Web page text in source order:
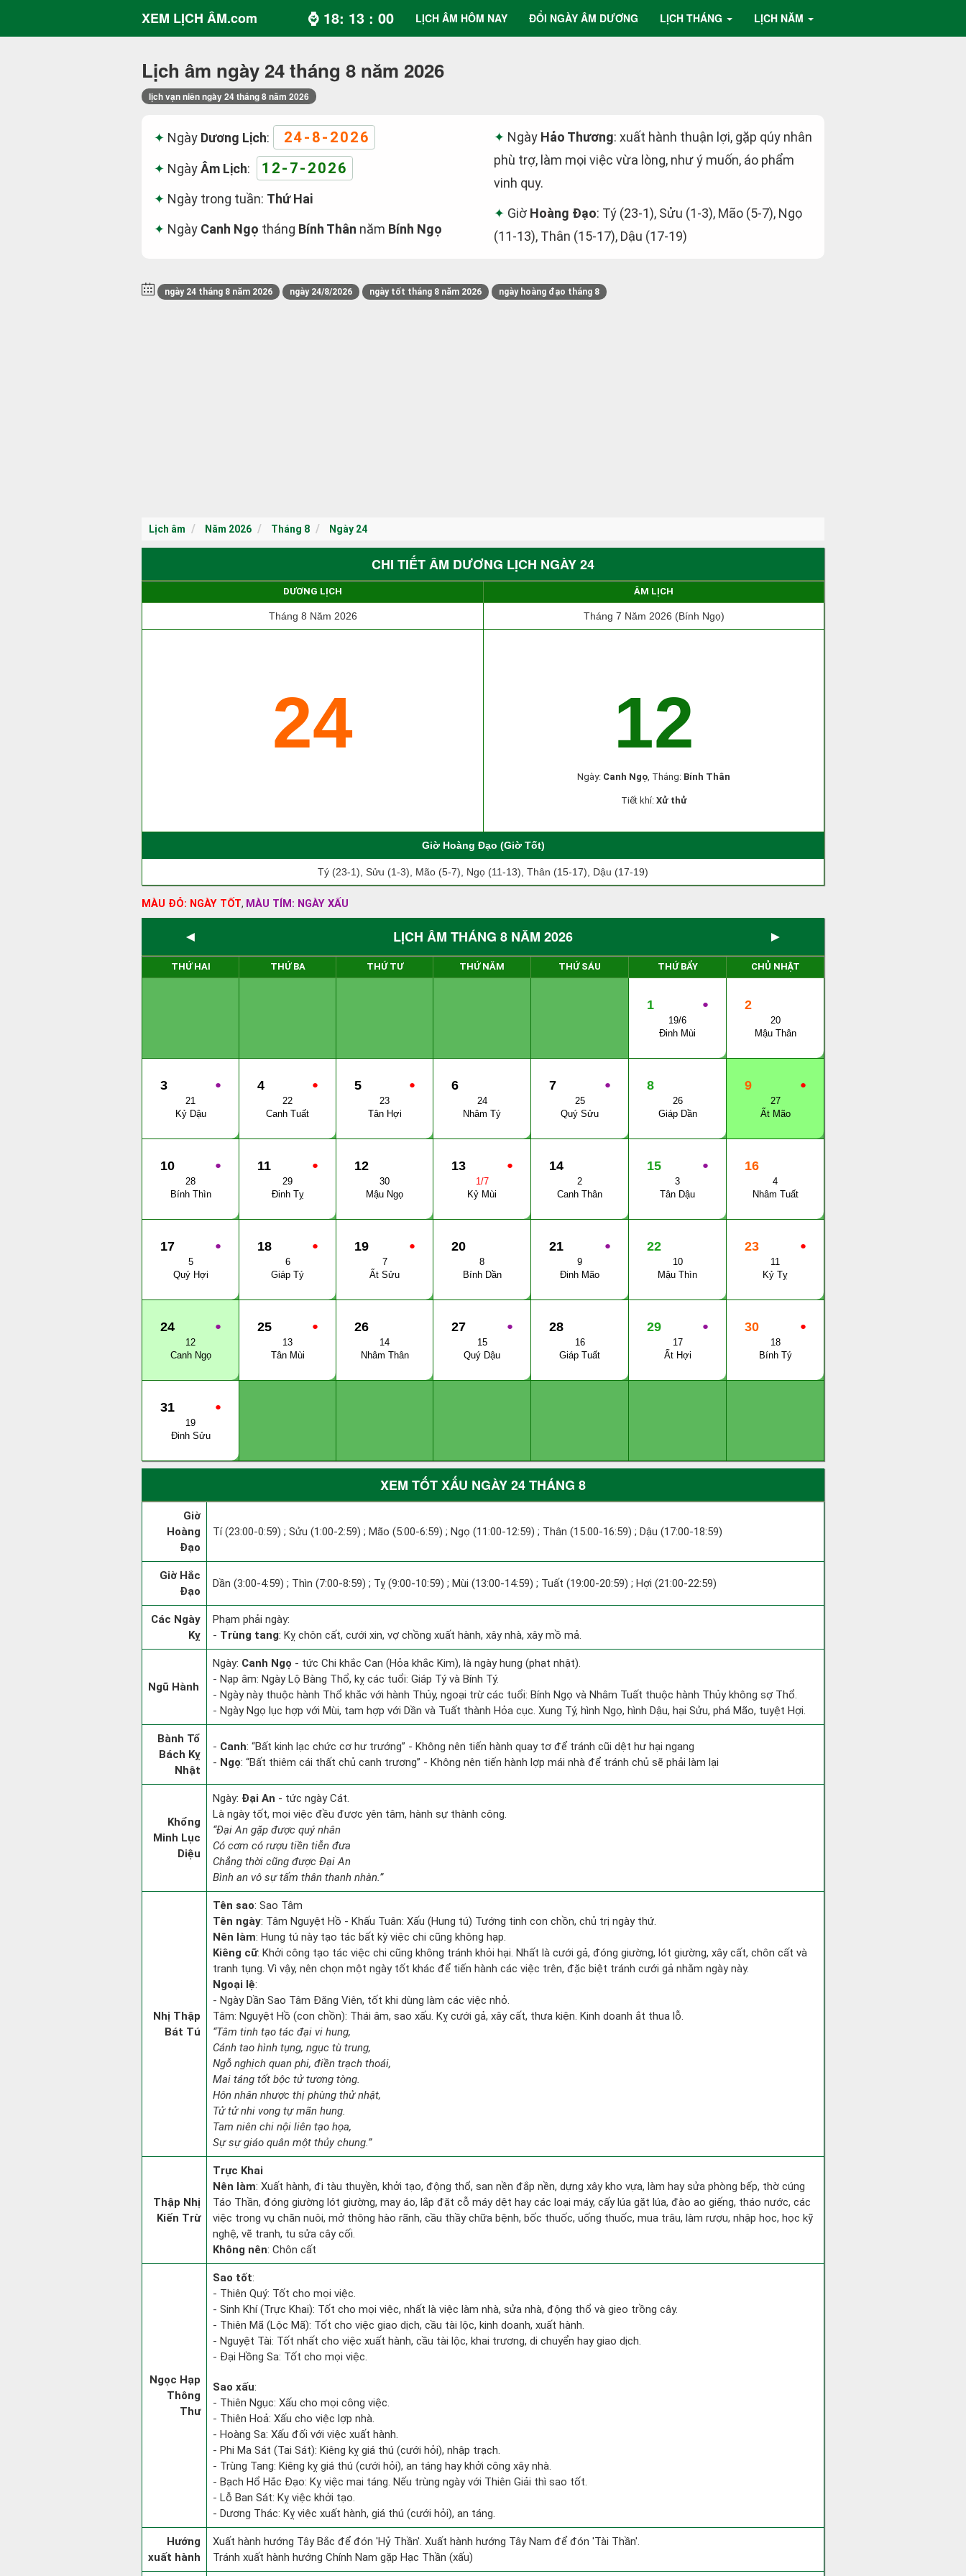
XEM LỊCH ÂM.com ⌚ 18: 13 : 01 LỊCH ÂM HÔM NAY ĐỔI NGÀY ÂM DƯƠNG LỊCH THÁNG LỊCH NĂM
Lịch âm ngày 24 tháng 8 năm 2026
lịch vạn niên ngày 24 tháng 8 năm 2026
Ngày Dương Lịch: 24-8-2026
NgàyÂm Lịch: 12-7-2026
Ngày trong tuần: Thứ Hai
Ngày Canh Ngọ tháng Bính Thân năm Bính Ngọ
Ngày Hảo Thương: xuất hành thuận lợi, gặp qúy nhân
phù trợ, làm mọi việc vừa lòng, như ý muốn, áo phẩm
vinh quy.
Giờ Hoàng Đạo: Tý (23-1), Sửu (1-3), Mão (5-7), Ngọ
(11-13), Thân (15-17), Dậu (17-19)
ngày 24 tháng 8 năm 2026 ngày 24/8/2026 ngày tốt tháng 8 năm 2026 ngày hoàng đạo tháng 8
Lịch âm Năm 2026 Tháng 8 Ngày 24
CHI TIẾT ÂM DƯƠNG LỊCH NGÀY 24
DƯƠNG LỊCH ÂM LỊCH
Tháng 8 Năm 2026 Tháng 7 Năm 2026 (Bính Ngọ)
24 12
Ngày: Canh Ngọ, Tháng: Bính Thân
Tiết khí: Xử thử
Giờ Hoàng Đạo (Giờ Tốt)
Tý (23-1), Sửu (1-3), Mão (5-7), Ngọ (11-13), Thân (15-17), Dậu (17-19)
MÀU ĐỎ: NGÀY TỐT, MÀU TÍM: NGÀY XẤU
◄ LỊCH ÂM THÁNG 8 NĂM 2026 ►
THỨ HAI THỨ BA THỨ TƯ THỨ NĂM THỨ SÁU THỨ BẨY CHỦ NHẬT
●
1
19/6
Đinh Mùi
2
20
Mậu Thân
●
3
21
Kỷ Dậu
●
4
22
Canh Tuất
●
5
23
Tân Hợi
6
24
Nhâm Tý
●
7
25
Quý Sửu
8
26
Giáp Dần
●
9
27
Ất Mão
●
10
28
Bính Thìn
●
11
29
Đinh Tỵ
12
30
Mậu Ngọ
●
13
1/7
Kỷ Mùi
14
2
Canh Thân
●
15
3
Tân Dậu
16
4
Nhâm Tuất
●
17
5
Quý Hợi
●
18
6
Giáp Tý
●
19
7
Ất Sửu
20
8
Bính Dần
●
21
9
Đinh Mão
22
10
Mậu Thìn
●
23
11
Kỷ Tỵ
●
24
12
Canh Ngọ
●
25
13
Tân Mùi
26
14
Nhâm Thân
●
27
15
Quý Dậu
28
16
Giáp Tuất
●
29
17
Ất Hợi
●
30
18
Bính Tý
●
31
19
Đinh Sửu
XEM TỐT XẤU NGÀY 24 THÁNG 8
Giờ
Hoàng
Đạo
Tí (23:00-0:59) ; Sửu (1:00-2:59) ; Mão (5:00-6:59) ; Ngọ (11:00-12:59) ; Thân (15:00-16:59) ; Dậu (17:00-18:59)
Giờ Hắc
Đạo
Dần (3:00-4:59) ; Thìn (7:00-8:59) ; Tỵ (9:00-10:59) ; Mùi (13:00-14:59) ; Tuất (19:00-20:59) ; Hợi (21:00-22:59)
Các Ngày
Kỵ
Phạm phải ngày:
- Trùng tang: Kỵ chôn cất, cưới xin, vợ chồng xuất hành, xây nhà, xây mồ mả.
Ngũ Hành
Ngày: Canh Ngọ - tức Chi khắc Can (Hỏa khắc Kim), là ngày hung (phạt nhật).
- Nạp âm: Ngày Lộ Bàng Thổ, kỵ các tuổi: Giáp Tý và Bính Tý.
- Ngày này thuộc hành Thổ khắc với hành Thủy, ngoại trừ các tuổi: Bính Ngọ và Nhâm Tuất thuộc hành Thủy không sợ Thổ.
- Ngày Ngọ lục hợp với Mùi, tam hợp với Dần và Tuất thành Hỏa cục. Xung Tý, hình Ngọ, hình Dậu, hại Sửu, phá Mão, tuyệt Hợi.
Bành Tổ
Bách Kỵ
Nhật
- Canh: “Bất kinh lạc chức cơ hư trướng” - Không nên tiến hành quay tơ để tránh cũi dệt hư hại ngang
- Ngọ: “Bất thiêm cái thất chủ canh trương” - Không nên tiến hành lợp mái nhà để tránh chủ sẽ phải làm lại
Khổng
Minh Lục
Diệu
Ngày: Đại An - tức ngày Cát.
Là ngày tốt, mọi việc đều được yên tâm, hành sự thành công.
“Đại An gặp được quý nhân
Có cơm có rượu tiền tiễn đưa
Chẳng thời cũng được Đại An
Bình an vô sự tấm thân thanh nhàn.”
Nhị Thập
Bát Tú
Tên sao: Sao Tâm
Tên ngày: Tâm Nguyệt Hồ - Khấu Tuân: Xấu (Hung tú) Tướng tinh con chồn, chủ trị ngày thứ.
Nên làm: Hung tú này tạo tác bất kỳ việc chi cũng không hạp.
Kiêng cữ: Khởi công tạo tác việc chi cũng không tránh khỏi hại. Nhất là cưới gả, đóng giường, lót giường, xây cất, chôn cất và
tranh tụng. Vì vậy, nên chọn một ngày tốt khác để tiến hành các việc trên, đặc biệt tránh cưới gả nhằm ngày này.
Ngoại lệ:
- Ngày Dần Sao Tâm Đăng Viên, tốt khi dùng làm các việc nhỏ.
Tâm: Nguyệt Hồ (con chồn): Thái âm, sao xấu. Kỵ cưới gả, xây cất, thưa kiện. Kinh doanh ắt thua lỗ.
“Tâm tinh tạo tác đại vi hung,
Cánh tao hình tụng, ngục tù trung,
Ngỗ nghịch quan phi, điền trạch thoái,
Mai táng tốt bộc tử tương tòng.
Hôn nhân nhược thị phùng thử nhật,
Tử tử nhi vong tự mãn hung.
Tam niên chi nội liên tạo họa,
Sự sự giáo quân một thủy chung.”
Thập Nhị
Kiến Trừ
Trực Khai
Nên làm: Xuất hành, đi tàu thuyền, khởi tạo, động thổ, san nền đắp nền, dựng xây kho vựa, làm hay sửa phòng bếp, thờ cúng
Táo Thần, đóng giường lót giường, may áo, lắp đặt cỗ máy dệt hay các loại máy, cấy lúa gặt lúa, đào ao giếng, tháo nước, các
việc trong vụ chăn nuôi, mở thông hào rãnh, cầu thầy chữa bệnh, bốc thuốc, uống thuốc, mua trâu, làm rượu, nhập học, học kỹ
nghệ, vẽ tranh, tu sửa cây cối.
Không nên: Chôn cất
Ngọc Hạp
Thông
Thư
Sao tốt:
- Thiên Quý: Tốt cho mọi việc.
- Sinh Khí (Trực Khai): Tốt cho mọi việc, nhất là việc làm nhà, sửa nhà, động thổ và gieo trồng cây.
- Thiên Mã (Lộc Mã): Tốt cho việc giao dịch, cầu tài lộc, kinh doanh, xuất hành.
- Nguyệt Tài: Tốt nhất cho việc xuất hành, cầu tài lộc, khai trương, di chuyển hay giao dịch.
- Đại Hồng Sa: Tốt cho mọi việc.
Sao xấu:
- Thiên Ngục: Xấu cho mọi công việc.
- Thiên Hoả: Xấu cho việc lợp nhà.
- Hoàng Sa: Xấu đối với việc xuất hành.
- Phi Ma Sát (Tai Sát): Kiêng kỵ giá thú (cưới hỏi), nhập trạch.
- Trùng Tang: Kiêng kỵ giá thú (cưới hỏi), an táng hay khởi công xây nhà.
- Bạch Hổ Hắc Đạo: Kỵ việc mai táng. Nếu trùng ngày với Thiên Giải thì sao tốt.
- Lỗ Ban Sát: Kỵ việc khởi tạo.
- Dương Thác: Kỵ việc xuất hành, giá thú (cưới hỏi), an táng.
Hướng
xuất hành
Xuất hành hướng Tây Bắc để đón 'Hỷ Thần'. Xuất hành hướng Tây Nam để đón 'Tài Thần'.
Tránh xuất hành hướng Chính Nam gặp Hạc Thần (xấu)